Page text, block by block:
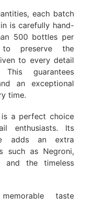
each batch
is carefully hand-
500 bottles per
preserve the
to every detail
guarantees
an exceptional
time.
is a perfect choice
enthusiasts. Its
adds an extra
such as Negroni,
and the timeless
taste